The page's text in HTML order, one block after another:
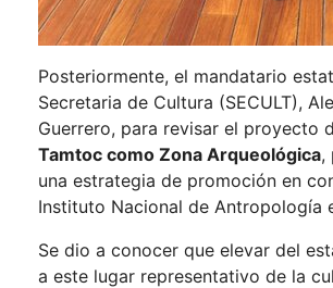
Posteriormente, el mandatario
Secretaria de Cultura (SECULT),
Guerrero, para revisar el proyecto
Tamtoc como Zona Arqueológica,
una estrategia de promoción en
Instituto Nacional de Antropología
Se dio a conocer que elevar del
a este lugar representativo de la